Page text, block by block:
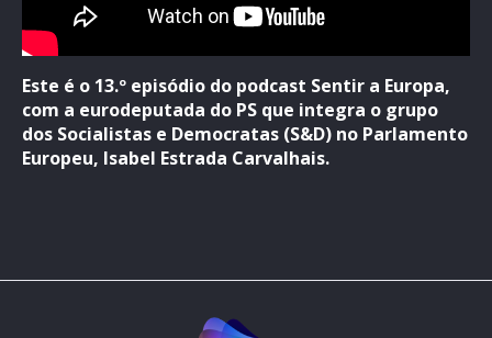
Este é o 13.º episódio do podcast Sentir a Europa,
com a eurodeputada do PS que integra o grupo
dos Socialistas e Democratas (S&D) no Parlamento
Europeu, Isabel Estrada Carvalhais.